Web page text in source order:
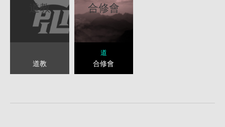
道教
道教
合修會
道
合修會